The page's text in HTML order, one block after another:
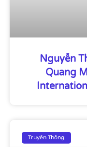
Nguyễn
Quang
Truyền Thông